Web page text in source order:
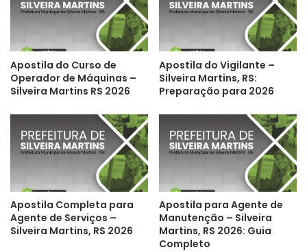
Apostila do Curso de
Operador de Máquinas –
Silveira Martins RS 2026
Apostila do Vigilante –
Silveira Martins, RS:
Preparação para 2026
Apostila Completa para
Agente de Serviços –
Silveira Martins, RS 2026
Apostila para Agente de
Manutenção – Silveira
Martins, RS 2026: Guia
Completo